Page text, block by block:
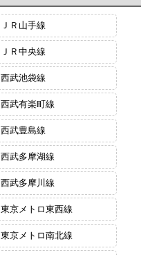
ＪＲ山手線
ＪＲ中央線
西武池袋線
西武有楽町線
西武豊島線
西武多摩湖線
西武多摩川線
東京メトロ東西線
東京メトロ南北線